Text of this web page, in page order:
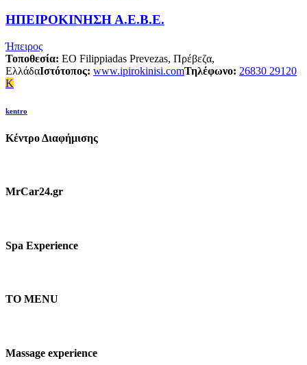
ΗΠΕΙΡΟΚΙΝΗΣΗ Α.Ε.Β.Ε.
Ήπειρος
Τοποθεσία: EO Filippiadas Prevezas, Πρέβεζα,
ΕλλάδαΙστότοπος: www.ipirokinisi.comΤηλέφωνο: 26830 29120
K
kentro
Κέντρο Διαφήμισης
MrCar24.gr
Spa Experience
TO MENU
Massage experience